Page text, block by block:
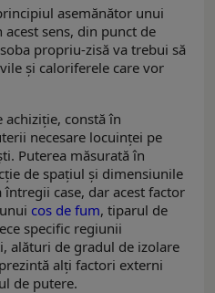
asemănător unui
sens, din punct de
propriu-zisă va trebui să
și caloriferele care vor
constă în
necesare locuinței pe
Puterea măsurată în
de spațiul și dimensiunile
întregii case, dar acest factor
cos de fum, tiparul de
specific regiunii
alături de gradul de izolare
alți factori externi
de putere.